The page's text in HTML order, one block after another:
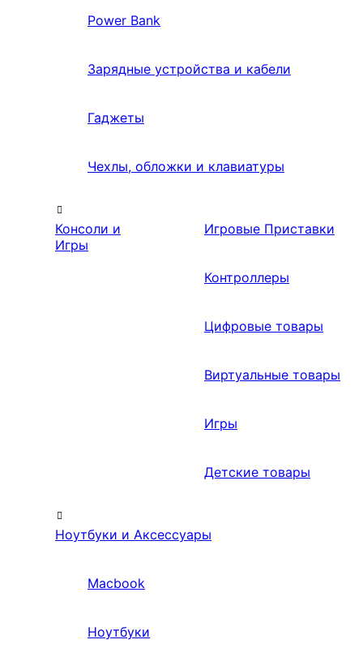
Power Bank
Зарядные устройства и кабели
Гаджеты
Чехлы, обложки и клавиатуры
Консоли и
Игры
Игровые Приставки
Контроллеры
Цифровые товары
Виртуальные товары
Игры
Детские товары
Ноутбуки и Аксессуары
Macbook
Ноутбуки